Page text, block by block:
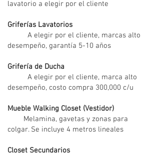
lavatorio a elegir por el cliente
Griferías Lavatorios
A elegir por el cliente, marcas alto
desempeño, garantía 5-10 años
Grifería de Ducha
A elegir por el cliente, marca alto
desempeño, costo compra 300,000 c/u
Mueble Walking Closet (Vestidor)
Melamina, gavetas y zonas para
colgar. Se incluye 4 metros lineales
Closet Secundarios